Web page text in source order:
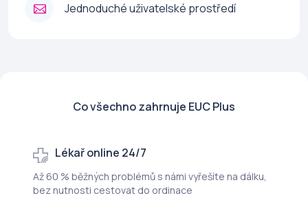
Jednoduché uživatelské prostředí
Co všechno zahrnuje EUC Plus
Lékař online 24/7
Až 60 % běžných problémů s námi vyřešíte na dálku,
bez nutnosti cestovat do ordinace